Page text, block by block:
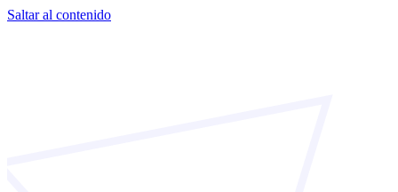
Saltar al contenido